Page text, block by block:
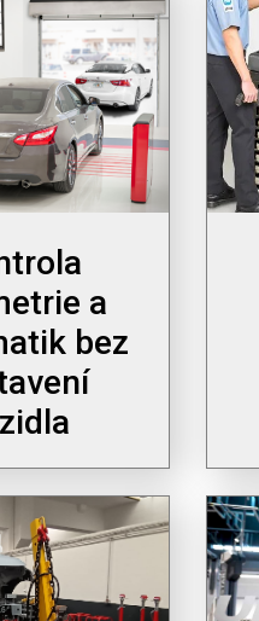
a
bez